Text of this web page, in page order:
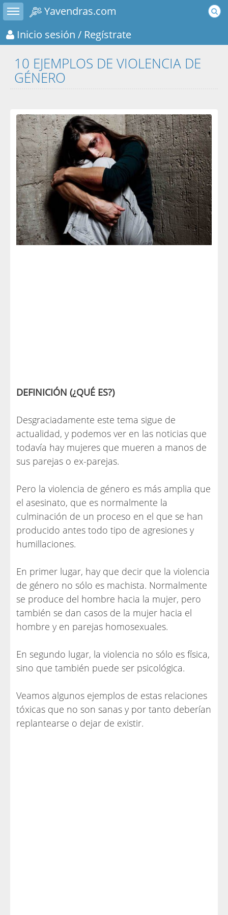
Toggle sidebar
Yavendras.com
Inicio sesión / Regístrate
10 EJEMPLOS DE VIOLENCIA DE
GÉNERO
DEFINICIÓN (¿QUÉ ES?)
Desgraciadamente este tema sigue de
actualidad, y podemos ver en las noticias que
todavía hay mujeres que mueren a manos de
sus parejas o ex-parejas.
Pero la violencia de género es más amplia que
el asesinato, que es normalmente la
culminación de un proceso en el que se han
producido antes todo tipo de agresiones y
humillaciones.
En primer lugar, hay que decir que la violencia
de género no sólo es machista. Normalmente
se produce del hombre hacia la mujer, pero
también se dan casos de la mujer hacia el
hombre y en parejas homosexuales.
En segundo lugar, la violencia no sólo es física,
sino que también puede ser psicológica.
Veamos algunos ejemplos de estas relaciones
tóxicas que no son sanas y por tanto deberían
replantearse o dejar de existir.